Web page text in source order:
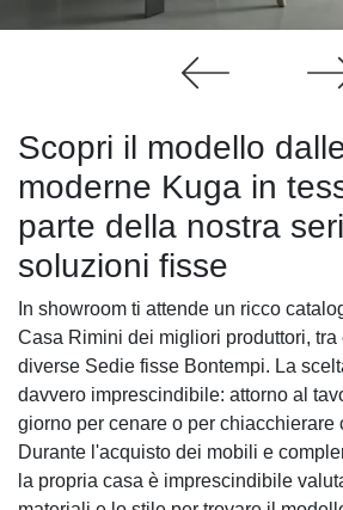
Scopri il modello
moderne Kuga in
parte della nostra
soluzioni fisse
In showroom ti attende un ricco
Casa Rimini dei migliori produttori,
diverse Sedie fisse Bontempi. La
davvero imprescindibile: attorno al
giorno per cenare o per chiacchierare
Durante l'acquisto dei mobili e
la propria casa è imprescindibile